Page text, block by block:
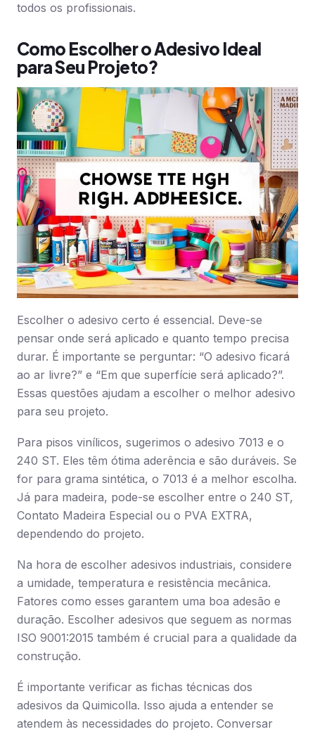
todos os profissionais.
Como Escolher o Adesivo Ideal
para Seu Projeto?
Escolher o adesivo certo é essencial. Deve-se
pensar onde será aplicado e quanto tempo precisa
durar. É importante se perguntar: “O adesivo ficará
ao ar livre?” e “Em que superfície será aplicado?”.
Essas questões ajudam a escolher o melhor adesivo
para seu projeto.
Para pisos vinílicos, sugerimos o adesivo 7013 e o
240 ST. Eles têm ótima aderência e são duráveis. Se
for para grama sintética, o 7013 é a melhor escolha.
Já para madeira, pode-se escolher entre o 240 ST,
Contato Madeira Especial ou o PVA EXTRA,
dependendo do projeto.
Na hora de escolher adesivos industriais, considere
a umidade, temperatura e resistência mecânica.
Fatores como esses garantem uma boa adesão e
duração. Escolher adesivos que seguem as normas
ISO 9001:2015 também é crucial para a qualidade da
construção.
É importante verificar as fichas técnicas dos
adesivos da Quimicolla. Isso ajuda a entender se
atendem às necessidades do projeto. Conversar